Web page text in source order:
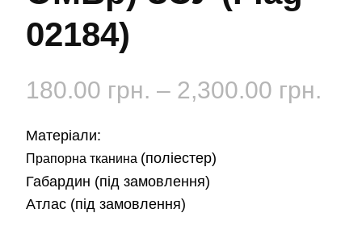
02184)
180.00 грн. – 2,300.00 грн.
Матеріали:
Прапорна тканина (поліестер)
Габардин (під замовлення)
Атлас (під замовлення)